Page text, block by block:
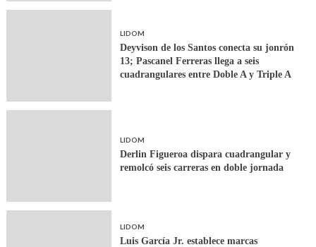
LIDOM
Deyvison de los Santos conecta su jonrón
13; Pascanel Ferreras llega a seis
cuadrangulares entre Doble A y Triple A
LIDOM
Derlin Figueroa dispara cuadrangular y
remolcó seis carreras en doble jornada
LIDOM
Luis García Jr. establece marcas